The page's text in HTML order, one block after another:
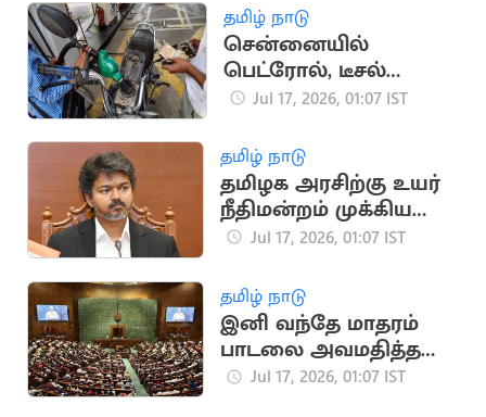
தமிழ் நாடு
சென்னையில்
பெட்ரோல், டீசல்
விலையில் மாற்றம்
Jul 17, 2026, 01:07 IST
தமிழ் நாடு
தமிழக அரசிற்கு உயர்
நீதிமன்றம் முக்கிய
அறிவுறுத்தல்
Jul 17, 2026, 01:07 IST
தமிழ் நாடு
இனி வந்தே மாதரம்
பாடலை அவமதித்தல்
தண்டனை நிச்சயம்
Jul 17, 2026, 01:07 IST